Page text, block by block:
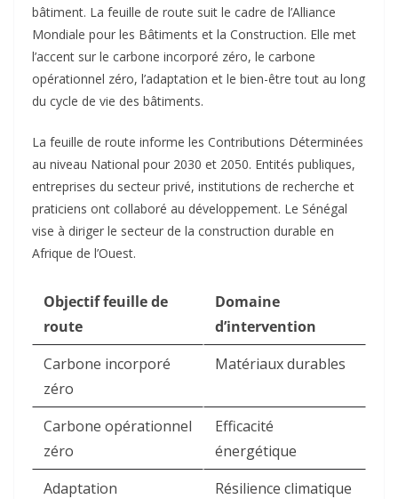
bâtiment. La feuille de route suit le cadre de l’Alliance
Mondiale pour les Bâtiments et la Construction. Elle met
l’accent sur le carbone incorporé zéro, le carbone
opérationnel zéro, l’adaptation et le bien-être tout au long
du cycle de vie des bâtiments.​
La feuille de route informe les Contributions Déterminées
au niveau National pour 2030 et 2050. Entités publiques,
entreprises du secteur privé, institutions de recherche et
praticiens ont collaboré au développement. Le Sénégal
vise à diriger le secteur de la construction durable en
Afrique de l’Ouest.​
Objectif feuille de
route
Domaine
d’intervention
Carbone incorporé
zéro
Matériaux durables
Carbone opérationnel
zéro
Efficacité
énergétique
Adaptation
Résilience climatique